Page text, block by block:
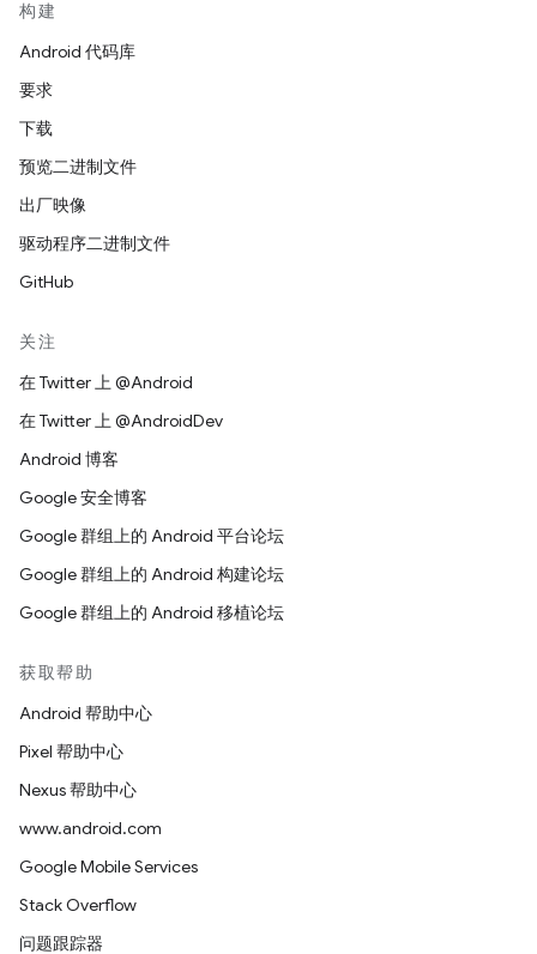
构建
Android 代码库
要求
下载
预览二进制文件
出厂映像
驱动程序二进制文件
GitHub
关注
在 Twitter 上 @Android
在 Twitter 上 @AndroidDev
Android 博客
Google 安全博客
Google 群组上的 Android 平台论坛
Google 群组上的 Android 构建论坛
Google 群组上的 Android 移植论坛
获取帮助
Android 帮助中心
Pixel 帮助中心
Nexus 帮助中心
www.android.com
Google Mobile Services
Stack Overflow
问题跟踪器